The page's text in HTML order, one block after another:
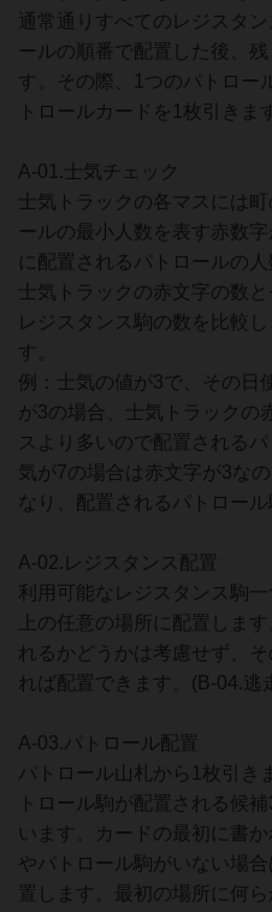
通常通りすべてのレジスタ
ールの順番で配置した後、
す。その際、1つのパトロー
トロールカードを1枚引きま
A-01.士気チェック
士気トラックの各マスには
ールの最小人数を表す赤数
に配置されるパトロールの
士気トラックの赤文字の数
レジスタンス駒の数を比較
す。
例：士気の値が3で、その日
が3の場合、士気トラックの
スより多いので配置される
気が7の場合は赤文字が3な
なり、配置されるパトロール
A-02.レジスタンス配置
利用可能なレジスタンス駒
上の任意の場所に配置しま
れるかどうかは考慮せず、
れば配置できます。(B-04.逃
A-03.パトロール配置
パトロール山札から1枚引き
トロール駒が配置される候
います。カードの最初に書
やパトロール駒がいない場
置します。最初の場所に何